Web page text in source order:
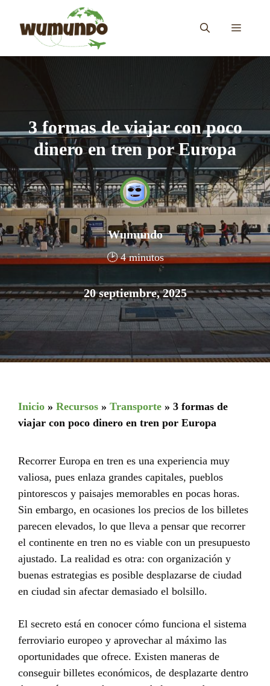
contenido
MENÚ
3 formas de viajar con poco
dinero en tren por Europa
Wumundo
🕑 4 minutos
20 septiembre, 2025
Inicio » Recursos » Transporte » 3 formas de
viajar con poco dinero en tren por Europa
Recorrer Europa en tren es una experiencia muy
valiosa, pues enlaza grandes capitales, pueblos
pintorescos y paisajes memorables en pocas horas.
Sin embargo, en ocasiones los precios de los billetes
parecen elevados, lo que lleva a pensar que recorrer
el continente en tren no es viable con un presupuesto
ajustado. La realidad es otra: con organización y
buenas estrategias es posible desplazarse de ciudad
en ciudad sin afectar demasiado el bolsillo.
El secreto está en conocer cómo funciona el sistema
ferroviario europeo y aprovechar al máximo las
oportunidades que ofrece. Existen maneras de
conseguir billetes económicos, de desplazarte dentro